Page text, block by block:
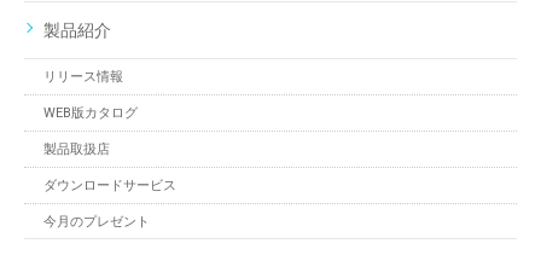
製品紹介
リリース情報
WEB版カタログ
製品取扱店
ダウンロードサービス
今月のプレゼント